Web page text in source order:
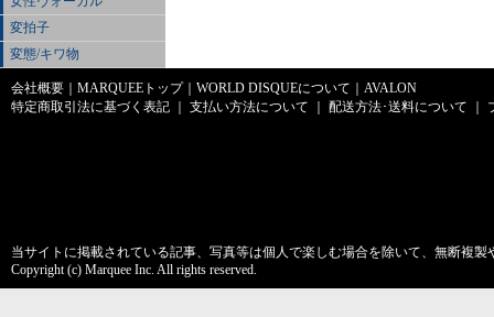
変拍子
変態/キワ物
会社概要 MARQUEEトップ｜ WORLD DISQUEについて
AVALON
特定商取引法に基づく表記
支払い方法について 配送方法･送料について
当サイトに掲載されている記事、写真等は個人で楽しむ場合を除いて、無断複
Copyright (c) Marquee Inc. All rights reserved.